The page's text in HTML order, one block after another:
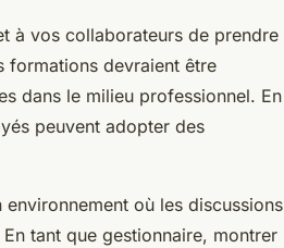
à vos collaborateurs de prendre
formations devraient être
dans le milieu professionnel. En
peuvent adopter des
où les discussions
tant que gestionnaire, montrer